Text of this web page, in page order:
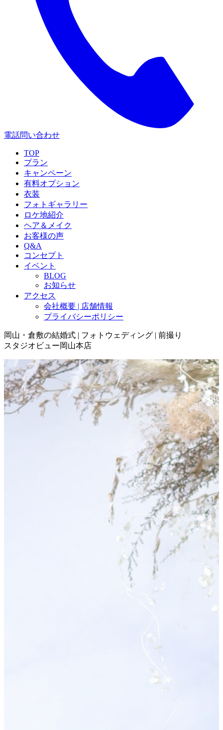
電話問い合わせ
TOP
プラン
キャンペーン
有料オプション
衣装
フォトギャラリー
ロケ地紹介
ヘア＆メイク
お客様の声
Q&A
コンセプト
イベント
BLOG
お知らせ
アクセス
会社概要 | 店舗情報
プライバシーポリシー
岡山・倉敷の結婚式 | フォトウェディング | 前撮り
スタジオビュー岡山本店